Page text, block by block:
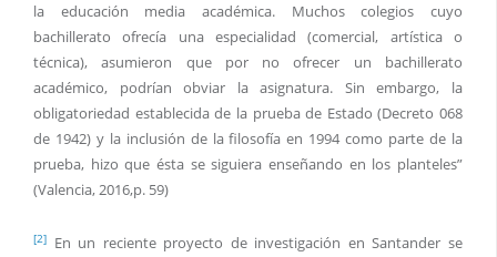
la educación media académica. Muchos colegios cuyo
bachillerato ofrecía una especialidad (comercial, artística o
técnica), asumieron que por no ofrecer un bachillerato
académico, podrían obviar la asignatura. Sin embargo, la
obligatoriedad establecida de la prueba de Estado (Decreto 068
de 1942) y la inclusión de la filosofía en 1994 como parte de la
prueba, hizo que ésta se siguiera enseñando en los planteles”
(Valencia, 2016,p. 59)
[2] En un reciente proyecto de investigación en Santander se